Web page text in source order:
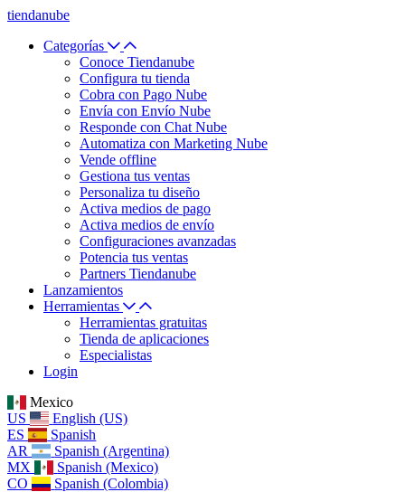
tiendanube
Categorías
Conoce Tiendanube
Configura tu tienda
Cobra con Pago Nube
Envía con Envío Nube
Responde con Chat Nube
Automatiza con Marketing Nube
Vende offline
Gestiona tus ventas
Personaliza tu diseño
Activa medios de pago
Activa medios de envío
Configuraciones avanzadas
Potencia tus ventas
Partners Tiendanube
Lanzamientos
Herramientas
Herramientas gratuitas
Tienda de aplicaciones
Especialistas
Login
Mexico
US
English (US)
ES
Spanish
AR
Spanish (Argentina)
MX
Spanish (Mexico)
CO
Spanish (Colombia)